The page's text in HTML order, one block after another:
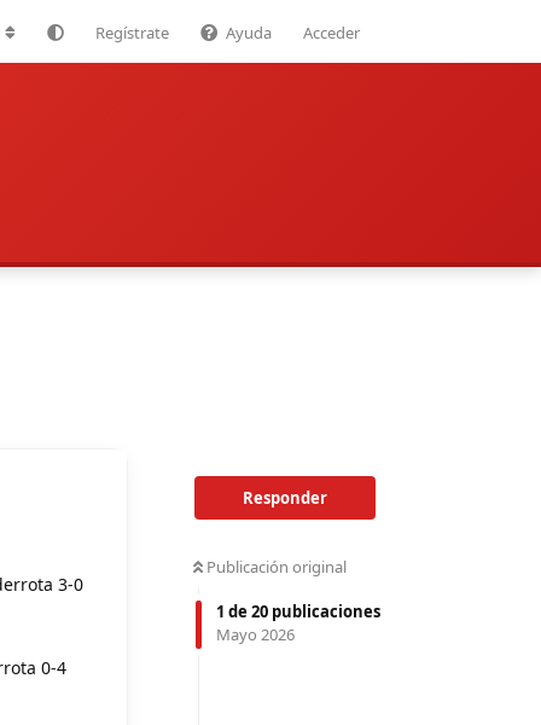
Regístrate Ayuda Acceder
Responder
Publicación original
1 de 20 publicaciones
Mayo 2026
3-0
0-4